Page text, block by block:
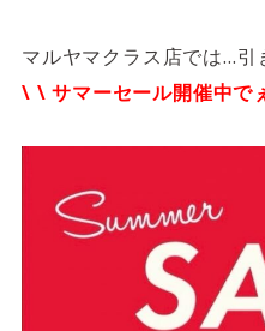
サービス＆ビューティ
営業時間
4F/5F Physical
フィジカルケアフロア
営業時間
マルヤマクラス店では…引
\ \ サマーセール開催中で